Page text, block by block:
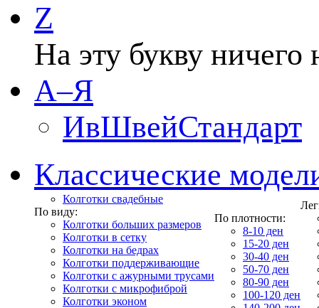
Z
На эту букву ничего
А–Я
ИвШвейСтандарт
Классические
Колготки свадебные
По виду:
Колготки больших размеров
Колготки в сетку
Колготки на бедрах
Колготки поддерживающие
Колготки с ажурными трусами
Колготки с микрофиброй
Колготки эконом
По плотности:
8-10 ден
15-20 ден
30-40 ден
50-70 ден
80-90 ден
100-120 ден